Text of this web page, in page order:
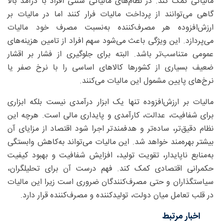
گاهی می‌توانند از پرداخت مالیات فرار کنند اما در مالیات بر
ارزش‌افزوده هر مصرف‌کننده به‌نسبت مصرف خود مالیات
می‌پردازد. این ویژگی باعث می‌شود سهم افراد از تامین هزینه‌های
عمومی متناسب‌تر باشد. البته برای جلوگیری از فشار بر اقشار
ضعیف بسیاری از کشورها کالاهای اساسی را با نرخ صفر یا
نرخ‌های پایین مشمول این مالیات می‌کنند.
مالیات بر ارزش‌افزوده تنها یک ابزار درآمدی نیست بلکه ابزاری
برای شفافیت، عدالت، کارآمدی و پایداری مالی است. هرچه این
نظام دقیق‌تر، ساده‌تر و هدفمندتر اجرا شود اقتصاد از مزایای آن
بیشتر بهره‌مند خواهد شد. این مالیات می‌تواند به‌کاهش وابستگی
به‌منابع ناپایدار، تقویت تولید، افزایش شفافیت و بهبود کیفیت
حکمرانی اقتصادی کمک کند. فهم درست آن برای تحلیلگران،
سیاستگذاران و حتی مصرف‌کنندگان ضروری است زیرا این مالیات
در قلب تعامل میان دولت، تولیدکننده و مصرف‌کننده قرار دارد.
اخبار مرتبط